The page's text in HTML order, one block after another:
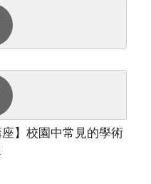
】校園中常見的學術